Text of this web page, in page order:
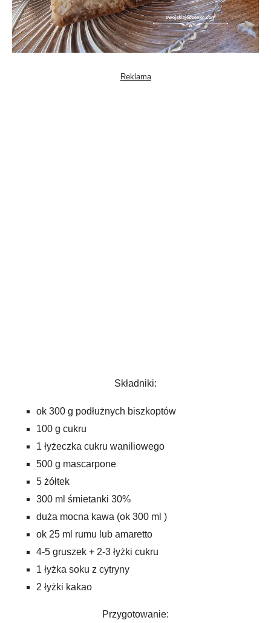
Składniki:
ok 300 g podłużnych biszkoptów
100 g cukru
1 łyżeczka cukru waniliowego
500 g mascarpone
5 żółtek
300 ml śmietanki 30%
duża mocna kawa (ok 300 ml )
ok 25 ml rumu lub amaretto
4-5 gruszek + 2-3 łyżki cukru
1 łyżka soku z cytryny
2 łyżki kakao
Przygotowanie: